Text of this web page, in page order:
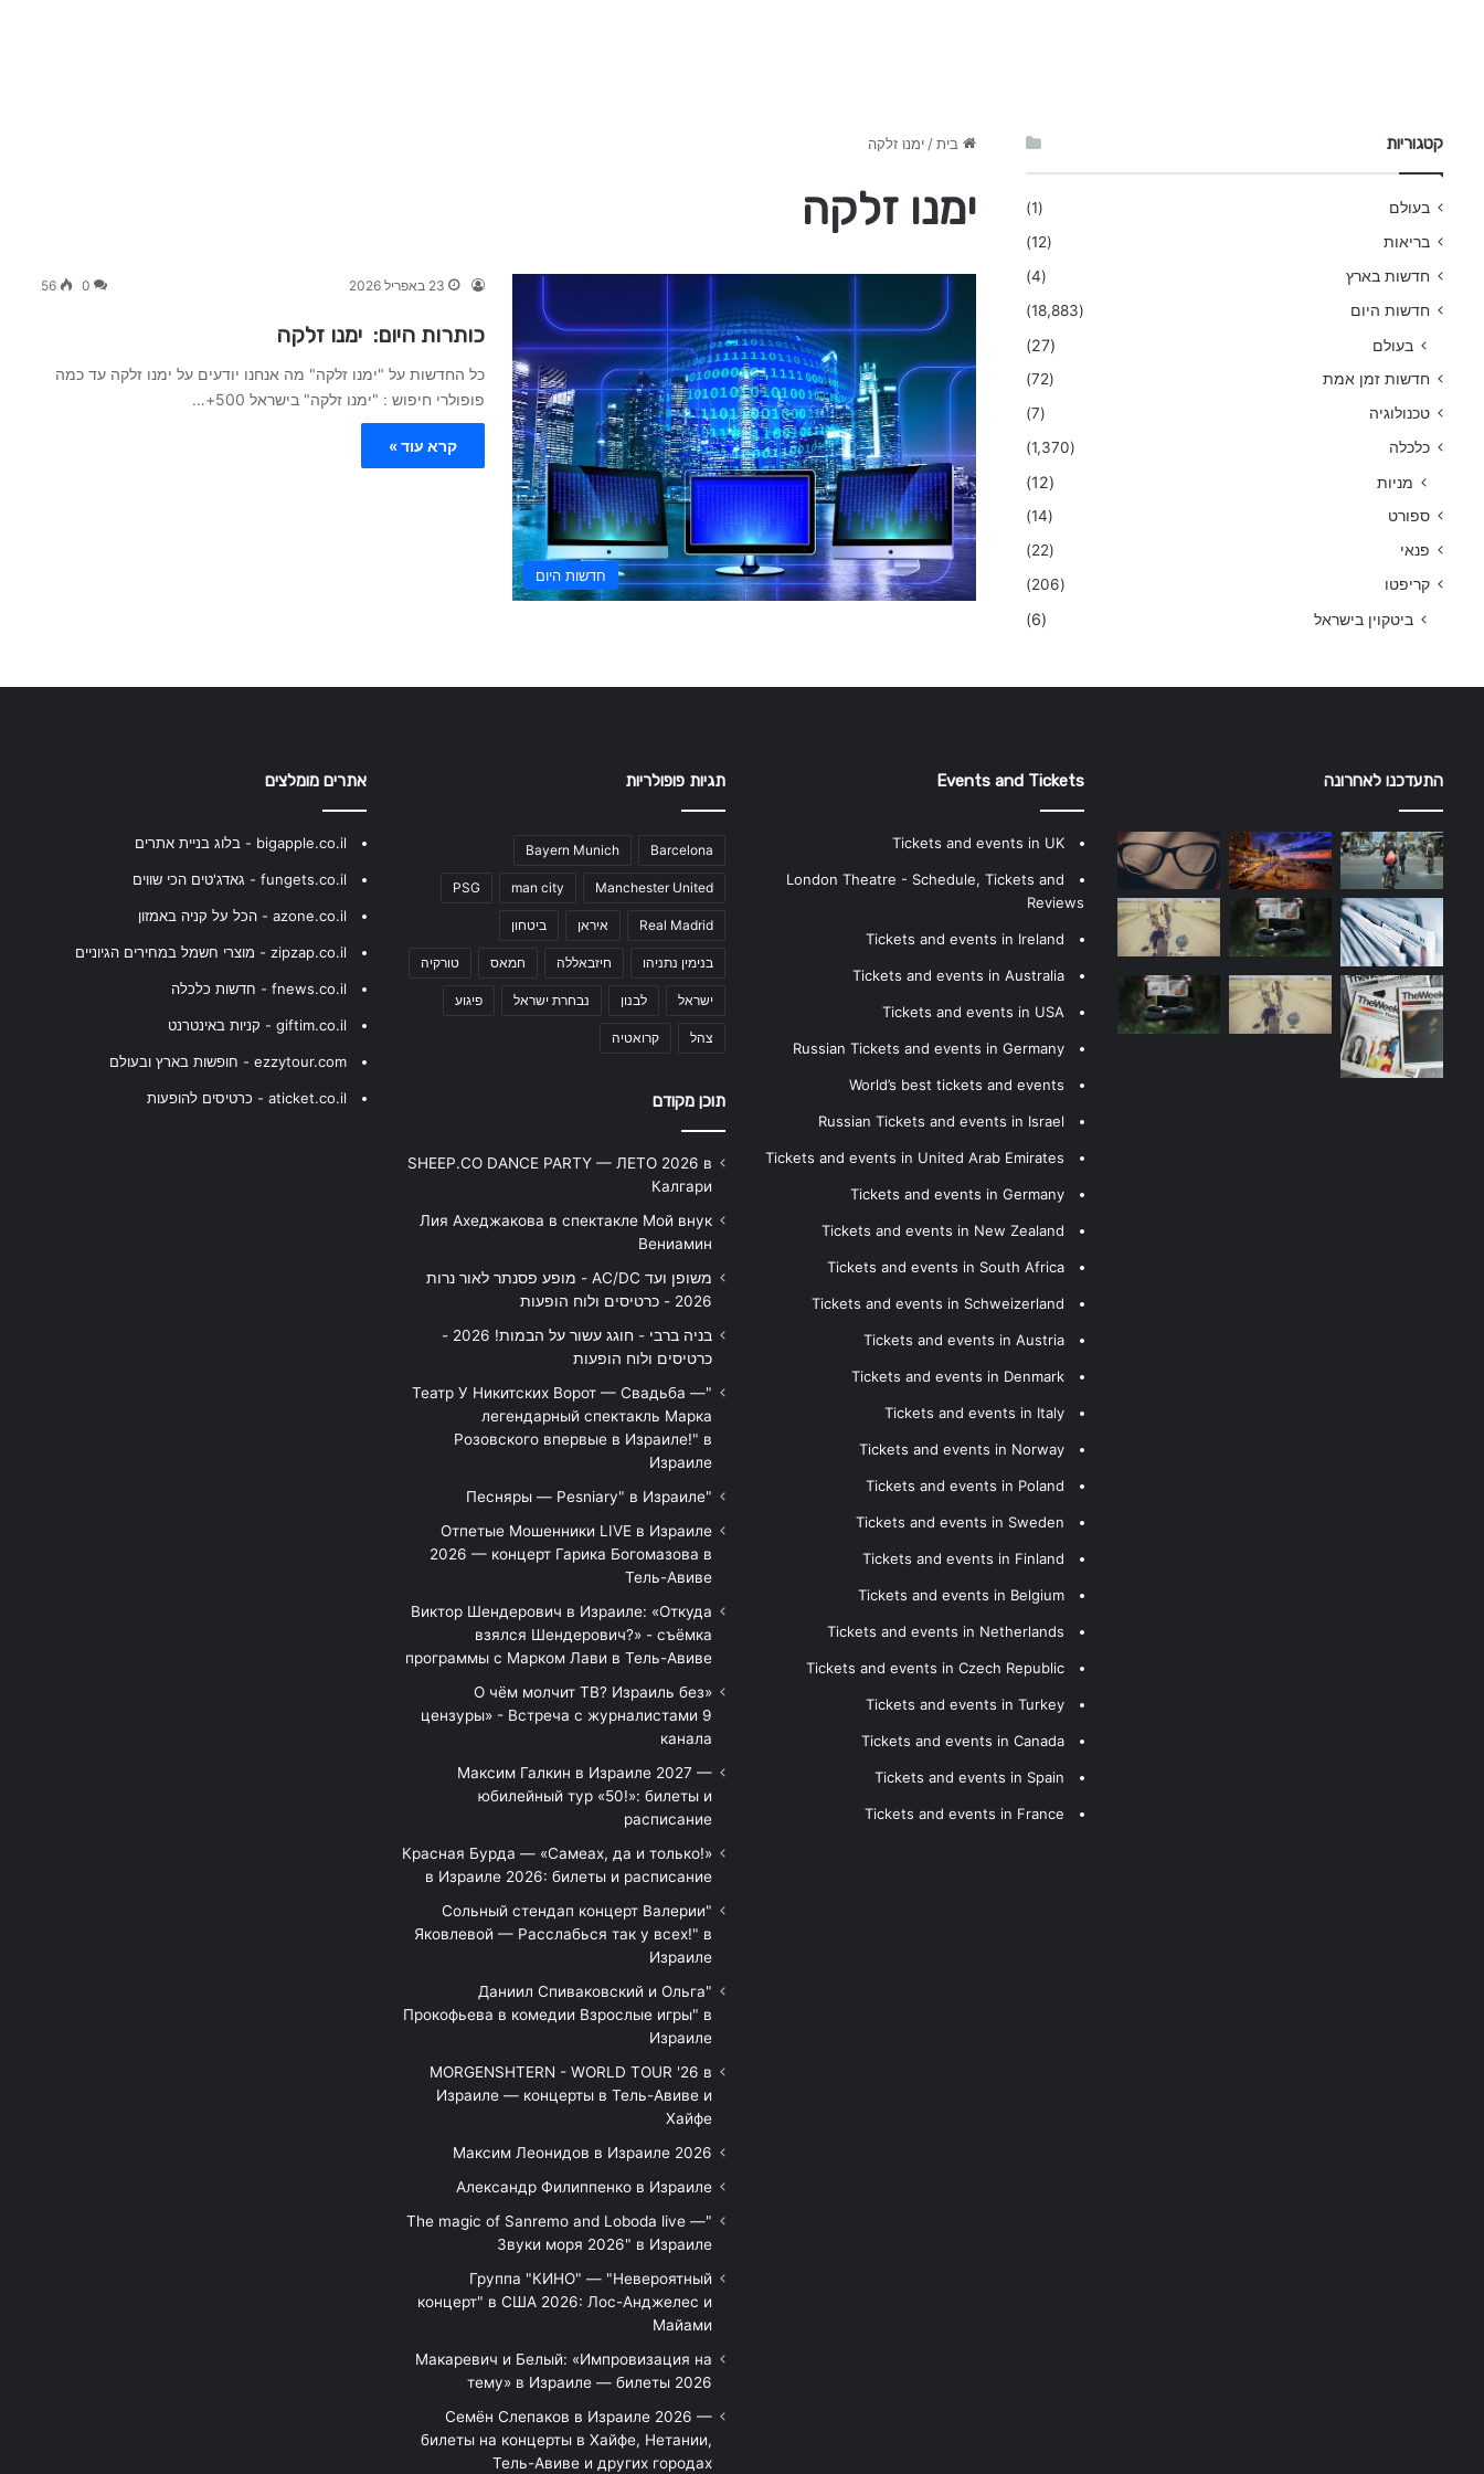
בית / ימנו זלקה
ימנו זלקה
חדשות היום
23 באפריל 2026 0
56
כותרות היום: ימנו זלקה
כל החדשות על "ימנו זלקה" מה אנחנו יודעים על ימנו זלקה עד כמה
פופולרי חיפוש : "ימנו זלקה" בישראל 500+…
קרא עוד »
קטגוריות
בעולם
(1)
בריאות
(12)
חדשות בארץ
(4)
חדשות היום
(18,883)
בעולם (27)
חדשות זמן אמת
(72)
טכנולוגיה
(7)
כלכלה
(1,370)
מניות (12)
ספורט
(14)
פנאי
(22)
קריפטו
(206)
ביטקוין בישראל (6)
התעדכנו לאחרונה Events and Tickets
Tickets and events in UK
London Theatre - Schedule, Tickets and
Reviews
Tickets and events in Ireland
Tickets and events in Australia
Tickets and events in USA
Russian Tickets and events in Germany
World’s best tickets and events
Russian Tickets and events in Israel
Tickets and events in United Arab Emirates
Tickets and events in Germany
Tickets and events in New Zealand
Tickets and events in South Africa
Tickets and events in Schweizerland
Tickets and events in Austria
Tickets and events in Denmark
Tickets and events in Italy
Tickets and events in Norway
Tickets and events in Poland
Tickets and events in Sweden
Tickets and events in Finland
Tickets and events in Belgium
Tickets and events in Netherlands
Tickets and events in Czech Republic
Tickets and events in Turkey
Tickets and events in Canada
Tickets and events in Spain
Tickets and events in France
תגיות פופולריות
Barcelona
Bayern Munich
Manchester United
man city
PSG
Real Madrid איראן ביטחון
בנימין נתניהו חיזבאללה חמאס טורקיה
ישראל לבנון נבחרת ישראל פיגוע
צהל קרואטיה
תוכן מקודם
SHEEP.CO DANCE PARTY — ЛЕТО 2026 в
Калгари
Лия Ахеджакова в спектакле Мой внук
Вениамин
משופן ועד AC/DC - מופע פסנתר לאור נרות
2026 - כרטיסים ולוח הופעות
בניה ברבי - חוגג עשור על הבמות! 2026 -
כרטיסים ולוח הופעות
"Театр У Никитских Ворот — Свадьба —
легендарный спектакль Марка
Розовского впервые в Израиле!" в
Израиле
"Песняры — Pesniary" в Израиле
Отпетые Мошенники LIVE в Израиле
2026 — концерт Гарика Богомазова в
Тель-Авиве
Виктор Шендерович в Израиле: «Откуда
взялся Шендерович?» - съёмка
программы с Марком Лави в Тель-Авиве
«О чём молчит ТВ? Израиль без
цензуры» - Встреча с журналистами 9
канала
Максим Галкин в Израиле 2027 —
юбилейный тур «50!»: билеты и
расписание
Красная Бурда — «Самеах, да и только!»
в Израиле 2026: билеты и расписание
"Сольный стендап концерт Валерии
Яковлевой — Расслабься так у всех!" в
Израиле
"Даниил Спиваковский и Ольга
Прокофьева в комедии Взрослые игры" в
Израиле
MORGENSHTERN - WORLD TOUR '26 в
Израиле — концерты в Тель-Авиве и
Хайфе
Максим Леонидов в Израиле 2026
Александр Филиппенко в Израиле
"The magic of Sanremo and Loboda live —
Звуки моря 2026" в Израиле
Группа "КИНО" — "Невероятный
концерт" в США 2026: Лос-Анджелес и
Майами
Макаревич и Белый: «Импровизация на
тему» в Израиле — билеты 2026
Семён Слепаков в Израиле 2026 —
билеты на концерты в Хайфе, Нетании,
Тель-Авиве и других городах
אתרים מומלצים
bigapple.co.il - בלוג בניית אתרים
fungets.co.il - גאדג'טים הכי שווים
azone.co.il - הכל על קניה באמזון
zipzap.co.il - מוצרי חשמל במחירים הגיוניים
fnews.co.il - חדשות כלכלה
giftim.co.il - קניות באינטרנט
ezzytour.com - חופשות בארץ ובעולם
aticket.co.il - כרטיסים להופעות